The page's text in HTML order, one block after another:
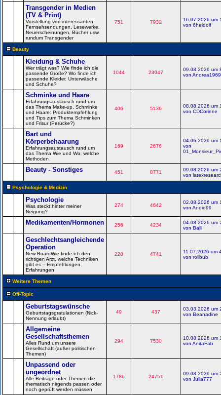
Transgender in Medien
(TV & Print)
Vorstellung von interessanten
Fernsehsendungen, Lesewerke,
Neuerscheinungen, Bücher usw.
rundum Transgender
751 7932
16.07.2026 um
von 6heidolf
Beauty
Kleidung & Schuhe
Wer trägt was? Wie finde ich die
passende Größe? Wo finde ich
passende Kleider, Unterwäsche
und Schuhe?
1044 23047
09.08.2026 um
von Andrea1969
Schminke und Haare
Erfahrungsaustausch rund um
das Thema Make-up, Schminke
und Haare: Produktempfehlung
und Tips zum Thema Schminken
und Frisur (Perücke?)
406 5136
08.08.2026 um
von CDCorinne
Bart und
Körperbehaarung
Erfahrungsaustausch rund um
das Thema Wie und Wo; welche
Methoden
169 2676
04.06.2026 um
von
Beauty - Sonstiges 451 8771
09.08.2026 um
von
Psychologie & Medizin
Psychologie
Was steckt hinter meiner
Neigung?
274 4642
02.08.2026 um
von Andie99
Medikamenten/Hormonen 256 4234
04.08.2026 um
von Balli
Geschlechtsangleichende
Operation
New BoardWie finde ich den
richtigen Arzt, welche Techniken
gibt es – Empfehlungen,
Erfahrungen
220 4741
11.07.2026 um
von rolibub
Weitere Themen
Off-Topic
Geburtstagswünsche
Geburtstagsgratulationen (Nick-
Nennung erlaubt)
49 437
03.03.2026 um
von Beanadine
Allgemeine
Gesellschaftsthemen
Alles Rund um unsere
Gesellschaft (außer politischen
Themen)
294 7530
10.08.2026 um
von AnitaFab
Unpassend oder
ungeordnet
Alle Beiträge oder Themen die
thematisch nirgends passen oder
noch geprüft werden müssen
1786 24751
09.08.2026 um
von Julia777